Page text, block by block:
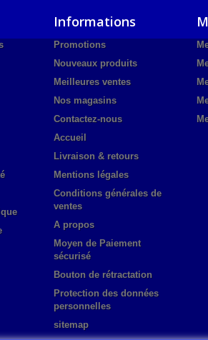
Informations
Promotions
Nouveaux produits
Meilleures ventes
Nos magasins
Contactez-nous
Accueil
Livraison & retours
Mentions légales
Conditions générales de
ventes
A propos
Moyen de Paiement
sécurisé
Bouton de rétractation
Protection des données
personnelles
sitemap